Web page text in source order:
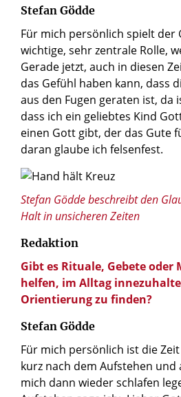
Stefan Gödde
Für mich persönlich spielt der
wichtige, sehr zentrale Rolle,
Gerade jetzt, auch in diesen
das Gefühl haben kann, dass
aus den Fugen geraten ist, da
dass ich ein geliebtes Kind
einen Gott gibt, der das Gute
daran glaube ich felsenfest.
Stefan Gödde beschreibt den
Halt in unsicheren Zeiten
Redaktion
Gibt es Rituale, Gebete oder
helfen, im Alltag
Orientierung zu finden?
Stefan Gödde
Für mich persönlich ist die
kurz nach dem Aufstehen und
mich dann wieder schlafen